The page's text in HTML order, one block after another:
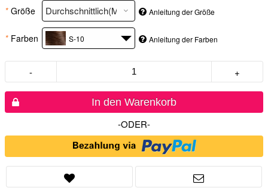
* Größe Anleitung der Größe
* Farben S-10 Anleitung der Farben
- +
In den Warenkorb
-ODER-